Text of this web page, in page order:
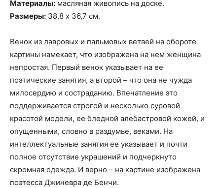
Материалы: масляная живопись на доске.
Размеры: 38,8 х 36,7 см.
Венок из лавровых и пальмовых ветвей на обороте
картины намекает, что изображена на нем женщина
непростая. Первый венок указывает на ее
поэтические занятия, а второй – что она не чужда
милосердию и состраданию. Впечатление это
поддерживается строгой и несколько суровой
красотой модели, ее бледной алебастровой кожей, и
опущенными, словно в раздумье, веками. На
интеллектуальные занятия ее указывает и почти
полное отсутствие украшений и подчеркнуто
скромная одежда. И верно – на картине изображена
поэтесса Джиневра де Бенчи.